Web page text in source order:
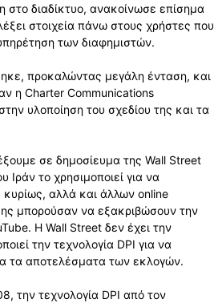
διαδίκτυο, ανακοίνωσε επίσημα
στοιχεία πάνω στους χρήστες που
των διαφημιστών.
προκαλώντας μεγάλη ένταση, και
η Charter Communications
υλοποίηση του σχεδίου της και τα
σε δημοσίευμα της Wall Street
το χρησιμοποιεί για να
κυρίως, αλλά και άλλων online
μπορούσαν να εξακριβώσουν την
Η Wall Street δεν έχει την
την τεχνολογία DPI για να
τα αποτελέσματα των εκλογών.
την τεχνολογία DPI από τον